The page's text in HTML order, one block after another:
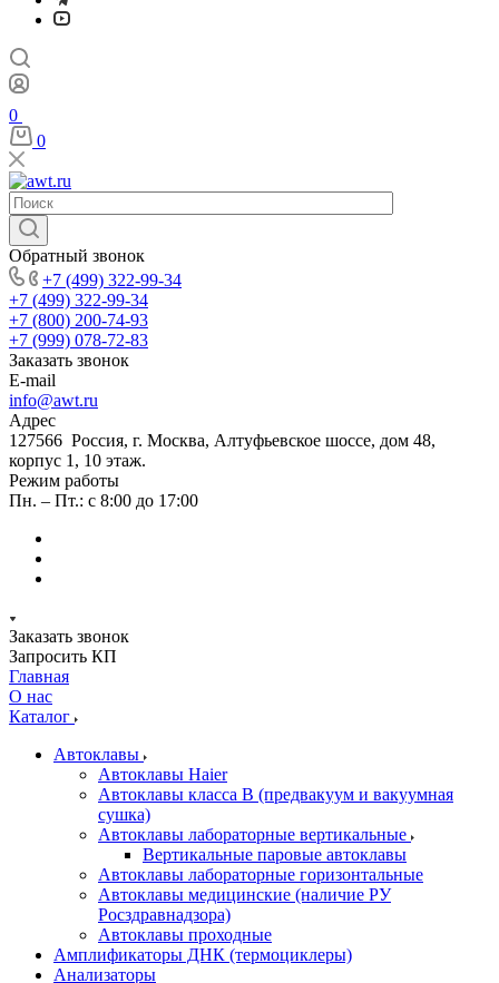
0
0
Обратный звонок
+7 (499) 322-99-34
+7 (499) 322-99-34
+7 (800) 200-74-93
+7 (999) 078-72-83
Заказать звонок
E-mail
info@awt.ru
Адрес
127566 Россия, г. Москва, Алтуфьевское шоссе, дом 48,
корпус 1, 10 этаж.
Режим работы
Пн. – Пт.: с 8:00 до 17:00
Заказать звонок
Запросить КП
Главная
О нас
Каталог
Автоклавы
Автоклавы Haier
Автоклавы класса B (предвакуум и вакуумная
сушка)
Автоклавы лабораторные вертикальные
Вертикальные паровые автоклавы
Автоклавы лабораторные горизонтальные
Автоклавы медицинские (наличие РУ
Росздравнадзора)
Автоклавы проходные
Амплификаторы ДНК (термоциклеры)
Анализаторы